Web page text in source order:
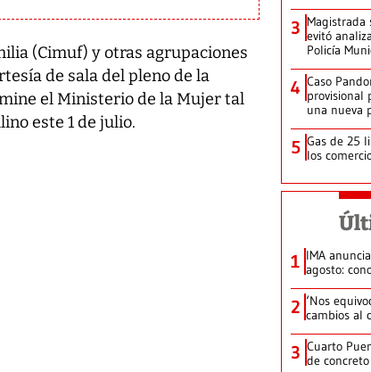
(Cimuf) y otras agrupaciones
de sala del pleno de la
el Ministerio de la Mujer tal
este 1 de julio.
3 Magistrada
evitó
Policía
4 Caso
provisional
una nueva
5 Gas de 25
los
1 IMA
agosto:
2 ‘Nos
cambios al
3 Cuarto
de